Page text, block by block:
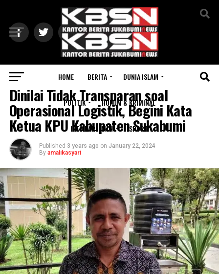
HOME BERITA DUNIA ISLAM
POLITIK HUKUM & KRIMINAL
INFO PARLEMEN SPORT
SUKABUMI
Dinilai Tidak Transparan soal
Operasional Logistik, Begini Kata
Ketua KPU Kabupaten Sukabumi
Published 3 years ago on January 22, 2024
By amalikasyari
Exit mobile version